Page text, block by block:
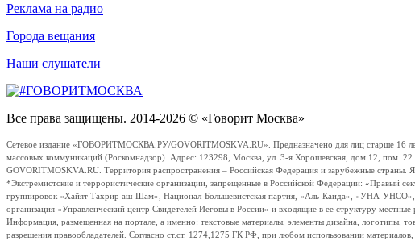
Реклама на радио
Города вещания
Наши слушатели
Все права защищены. 2014-2026 © «Говорит Москва»
Сетевое издание «ГОВОРИТМОСКВА.РУ/GOVORITMOSKVA.RU». Предназначено для лиц старше 16
массовых коммуникаций (Роскомнадзор). Адрес: 123298, Москва, ул. 3-я Хорошевская, дом 12, пом.
GOVORITMOSKVA.RU. Территория распространения – Российская Федерация и зарубежные
*Экстремистские и террористические организации, запрещенные в Российской Федерации:
группировок «Хайят Тахрир аш-Шам», Национал-Большевистская партия, «Аль-Каида», «УНА-УНСО»,
организация «Управленческий центр Свидетелей Иеговы в России» и входящие в ее структуру местные
Информация, размещенная на портале, а именно: текстовые материалы, элементы дизайна, логотипы,
разрешения правообладателей. Согласно ст.ст. 1274,1275 ГК РФ, при любом использовании